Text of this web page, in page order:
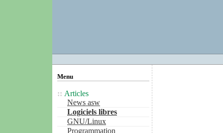
Menu
Articles
News asw
Logiciels libres
GNU/Linux
Programmation